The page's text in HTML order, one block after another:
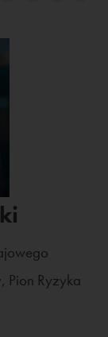
Pion Ryzyka